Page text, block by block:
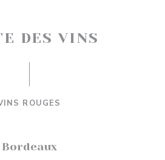
DES VINS
ROUGES
Bordeaux